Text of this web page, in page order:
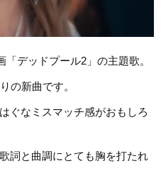
デッドプール2」の主題歌。
の新曲です。
ぐなミスマッチ感がおもしろ
詞と曲調にとても胸を打たれ